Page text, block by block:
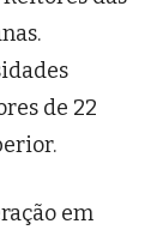
de 22
em